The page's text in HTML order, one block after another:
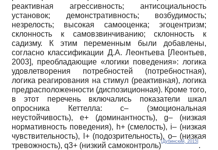
реактивная агрессивность; антисоциальность
установок; демонстративность; возбудимость;
незрелость; высокая самооценка; эгоцентризм;
склонность к самовзвинчиванию; склонность к
садизму. К этим переменным были добавлены,
согласно классификации Д.А. Леонтьева [Леонтьев,
2003], преобладающие «логики поведения»: логика
удовлетворения потребностей (потребностная),
логика реагирования на стимул (реактивная), логика
предрасположенности (диспозиционная). Кроме того,
в этот перечень включались показатели шкал
опросника Кеттелла: c– (эмоциональная
неустойчивость), e+ (доминантность), g– (низкая
нормативность поведения), h+ (смелость), i– (низкая
чувствительность), l+ (подозрительность), o– (низкая
тревожность), q3+ (низкий самоконтроль)[Дубинский, 2015] .